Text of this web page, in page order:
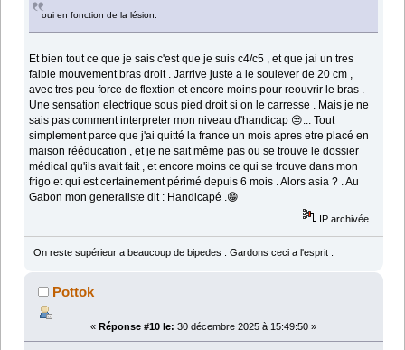
oui en fonction de la lésion.
Et bien tout ce que je sais c'est que je suis c4/c5 , et que jai un tres
faible mouvement bras droit . Jarrive juste a le soulever de 20 cm ,
avec tres peu force de flextion et encore moins pour reouvrir le bras .
Une sensation electrique sous pied droit si on le carresse . Mais je ne
sais pas comment interpreter mon niveau d'handicap 😒... Tout
simplement parce que j'ai quitté la france un mois apres etre placé en
maison rééducation , et je ne sait même pas ou se trouve le dossier
médical qu'ils avait fait , et encore moins ce qui se trouve dans mon
frigo et qui est certainement périmé depuis 6 mois . Alors asia ? . Au
Gabon mon generaliste dit : Handicapé .😁
IP archivée
On reste supérieur a beaucoup de bipedes . Gardons ceci a l'esprit .
Pottok
« Réponse #10 le: 30 décembre 2025 à 15:49:50 »